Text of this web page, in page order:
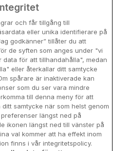
/ Per night
hotel
Carolina Tower
• 2km from centre
/ Per night
hotel
995 kr
och får tillgång till
eller unika identifierare på
godkänner” tillåter du att
de syften som anges under "vi
för att tillhandahålla", medan
eller återkallar ditt samtycke
spårare är inaktiverade kan
som du ser vara mindre
till denna meny för att
samtycke när som helst genom
längst ned på
ikonen längst ned till vänster på
val kommer att ha effekt inom
finns i vår integritetspolicy.